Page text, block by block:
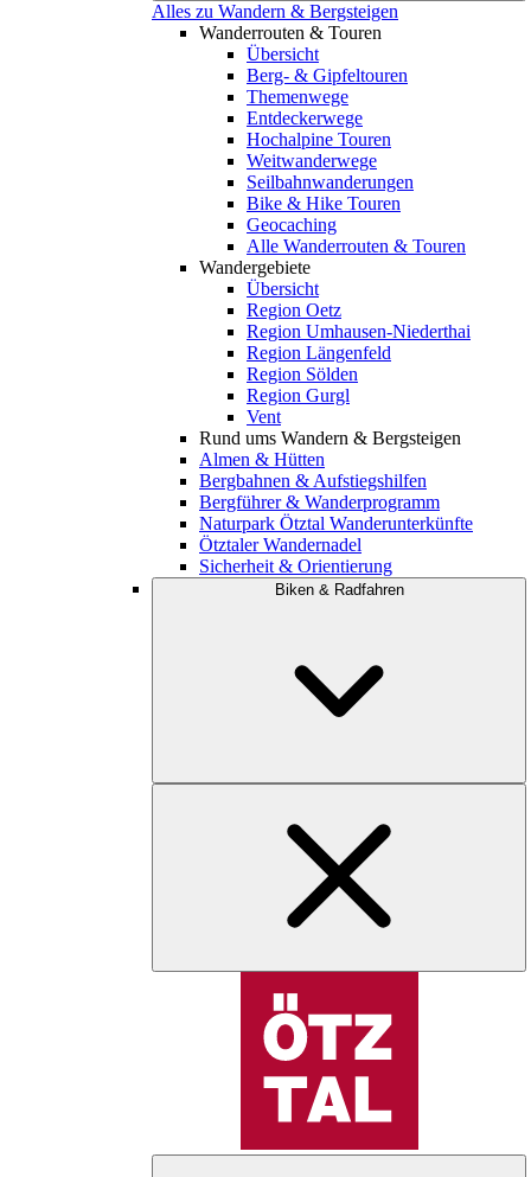
Alles zu Wandern & Bergsteigen
Wanderrouten & Touren
Übersicht
Berg- & Gipfeltouren
Themenwege
Entdeckerwege
Hochalpine Touren
Weitwanderwege
Seilbahnwanderungen
Bike & Hike Touren
Geocaching
Alle Wanderrouten & Touren
Wandergebiete
Übersicht
Region Oetz
Region Umhausen-Niederthai
Region Längenfeld
Region Sölden
Region Gurgl
Vent
Rund ums Wandern & Bergsteigen
Almen & Hütten
Bergbahnen & Aufstiegshilfen
Bergführer & Wanderprogramm
Naturpark Ötztal Wanderunterkünfte
Ötztaler Wandernadel
Sicherheit & Orientierung
Biken & Radfahren